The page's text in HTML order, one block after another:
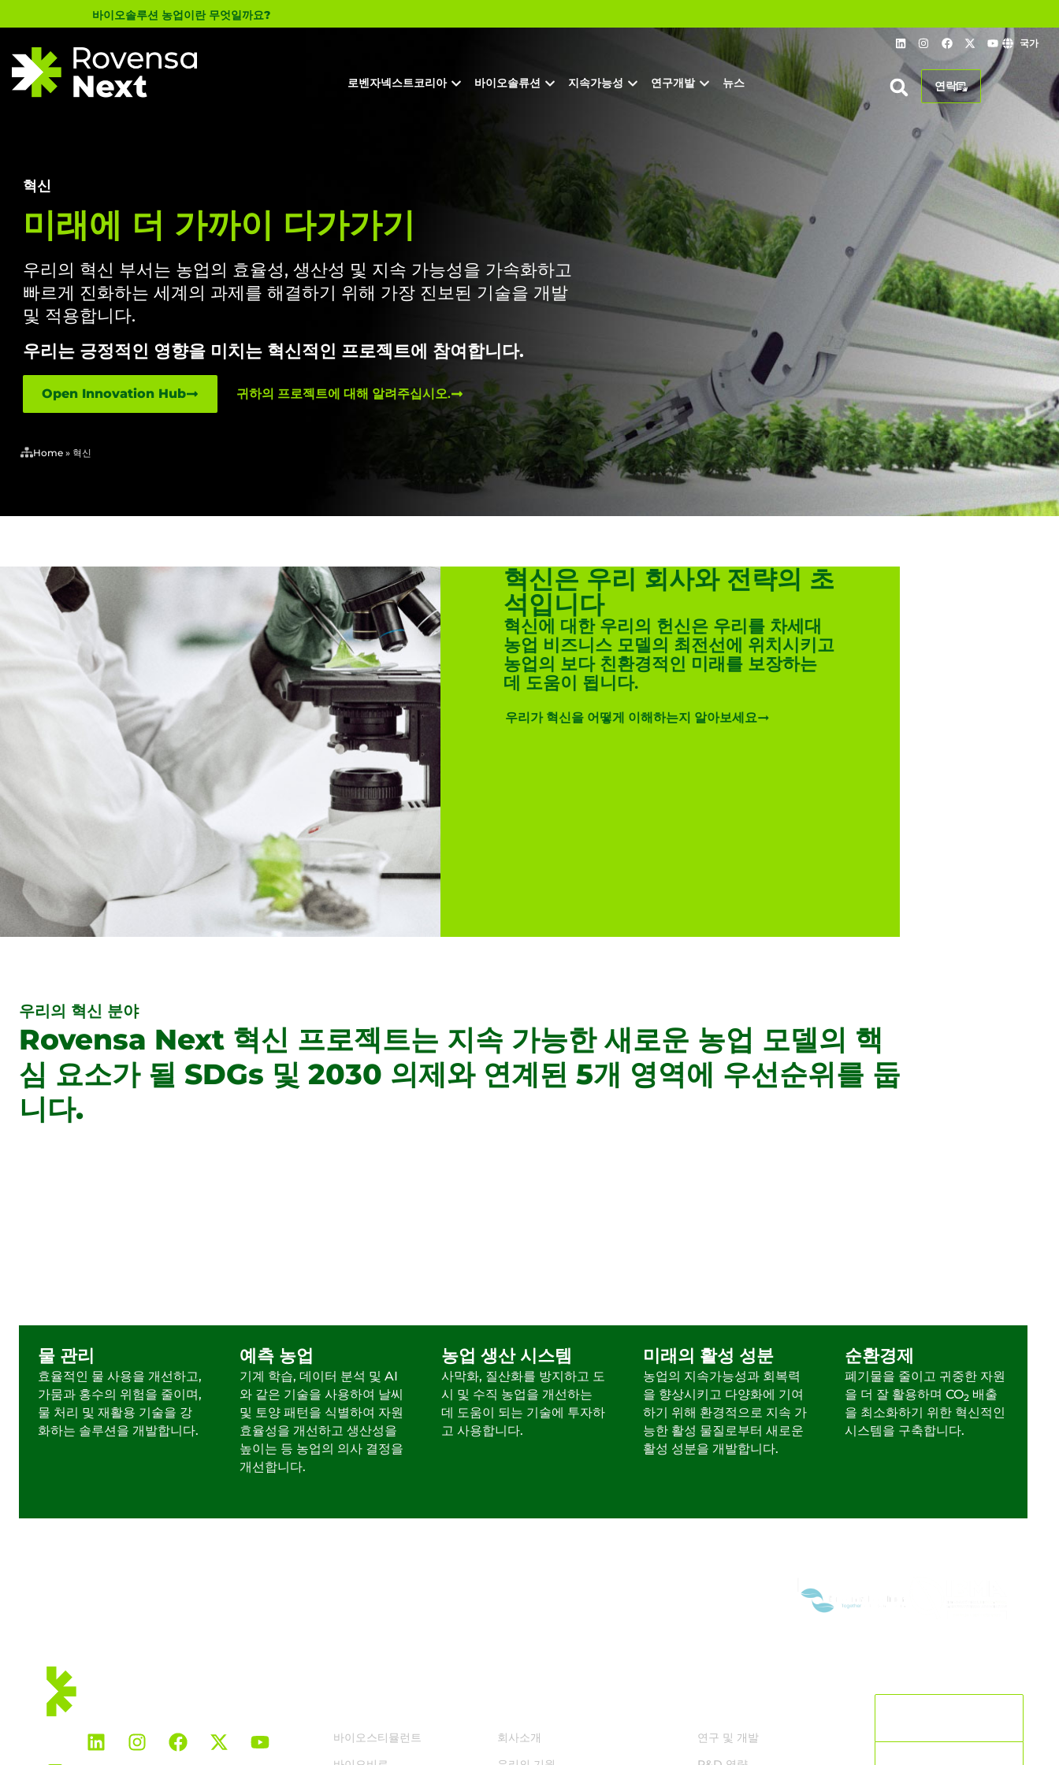
바이오솔루션 농업이란 무엇일까요?
국가
로벤자넥스트코리아 바이오솔류션 지속가능성 연구개발 뉴스 연락
혁신
미래에 더 가까이 다가가기
우리의 혁신 부서는 농업의 효율성, 생산성 및 지속 가능성을 가속화하고
빠르게 진화하는 세계의 과제를 해결하기 위해 가장 진보된 기술을 개발
및 적용합니다.
우리는 긍정적인 영향을 미치는 혁신적인 프로젝트에 참여합니다.
Open Innovation Hub 귀하의 프로젝트에 대해 알려주십시오.
Home » 혁신
혁신은 우리 회사와 전략의 초
석입니다
혁신에 대한 우리의 헌신은 우리를 차세대
농업 비즈니스 모델의 최전선에 위치시키고
농업의 보다 친환경적인 미래를 보장하는
데 도움이 됩니다.
우리가 혁신을 어떻게 이해하는지 알아보세요
우리의 혁신 분야
Rovensa Next 혁신 프로젝트는 지속 가능한 새로운 농업 모델의 핵
심 요소가 될 SDGs 및 2030 의제와 연계된 5개 영역에 우선순위를 둡
니다.
물 관리
효율적인 물 사용을 개선하고,
가뭄과 홍수의 위험을 줄이며,
물 처리 및 재활용 기술을 강
화하는 솔루션을 개발합니다.
예측 농업
기계 학습, 데이터 분석 및 AI
와 같은 기술을 사용하여 날씨
및 토양 패턴을 식별하여 자원
효율성을 개선하고 생산성을
높이는 등 농업의 의사 결정을
개선합니다.
농업 생산 시스템
사막화, 질산화를 방지하고 도
시 및 수직 농업을 개선하는
데 도움이 되는 기술에 투자하
고 사용합니다.
미래의 활성 성분
농업의 지속가능성과 회복력
을 향상시키고 다양화에 기여
하기 위해 환경적으로 지속 가
능한 활성 물질로부터 새로운
활성 성분을 개발합니다.
순환경제
폐기물을 줄이고 귀중한 자원
을 더 잘 활용하며 CO2 배출
을 최소화하기 위한 혁신적인
시스템을 구축합니다.
바이오스티뮬런트
회사소개
연구 및 개발